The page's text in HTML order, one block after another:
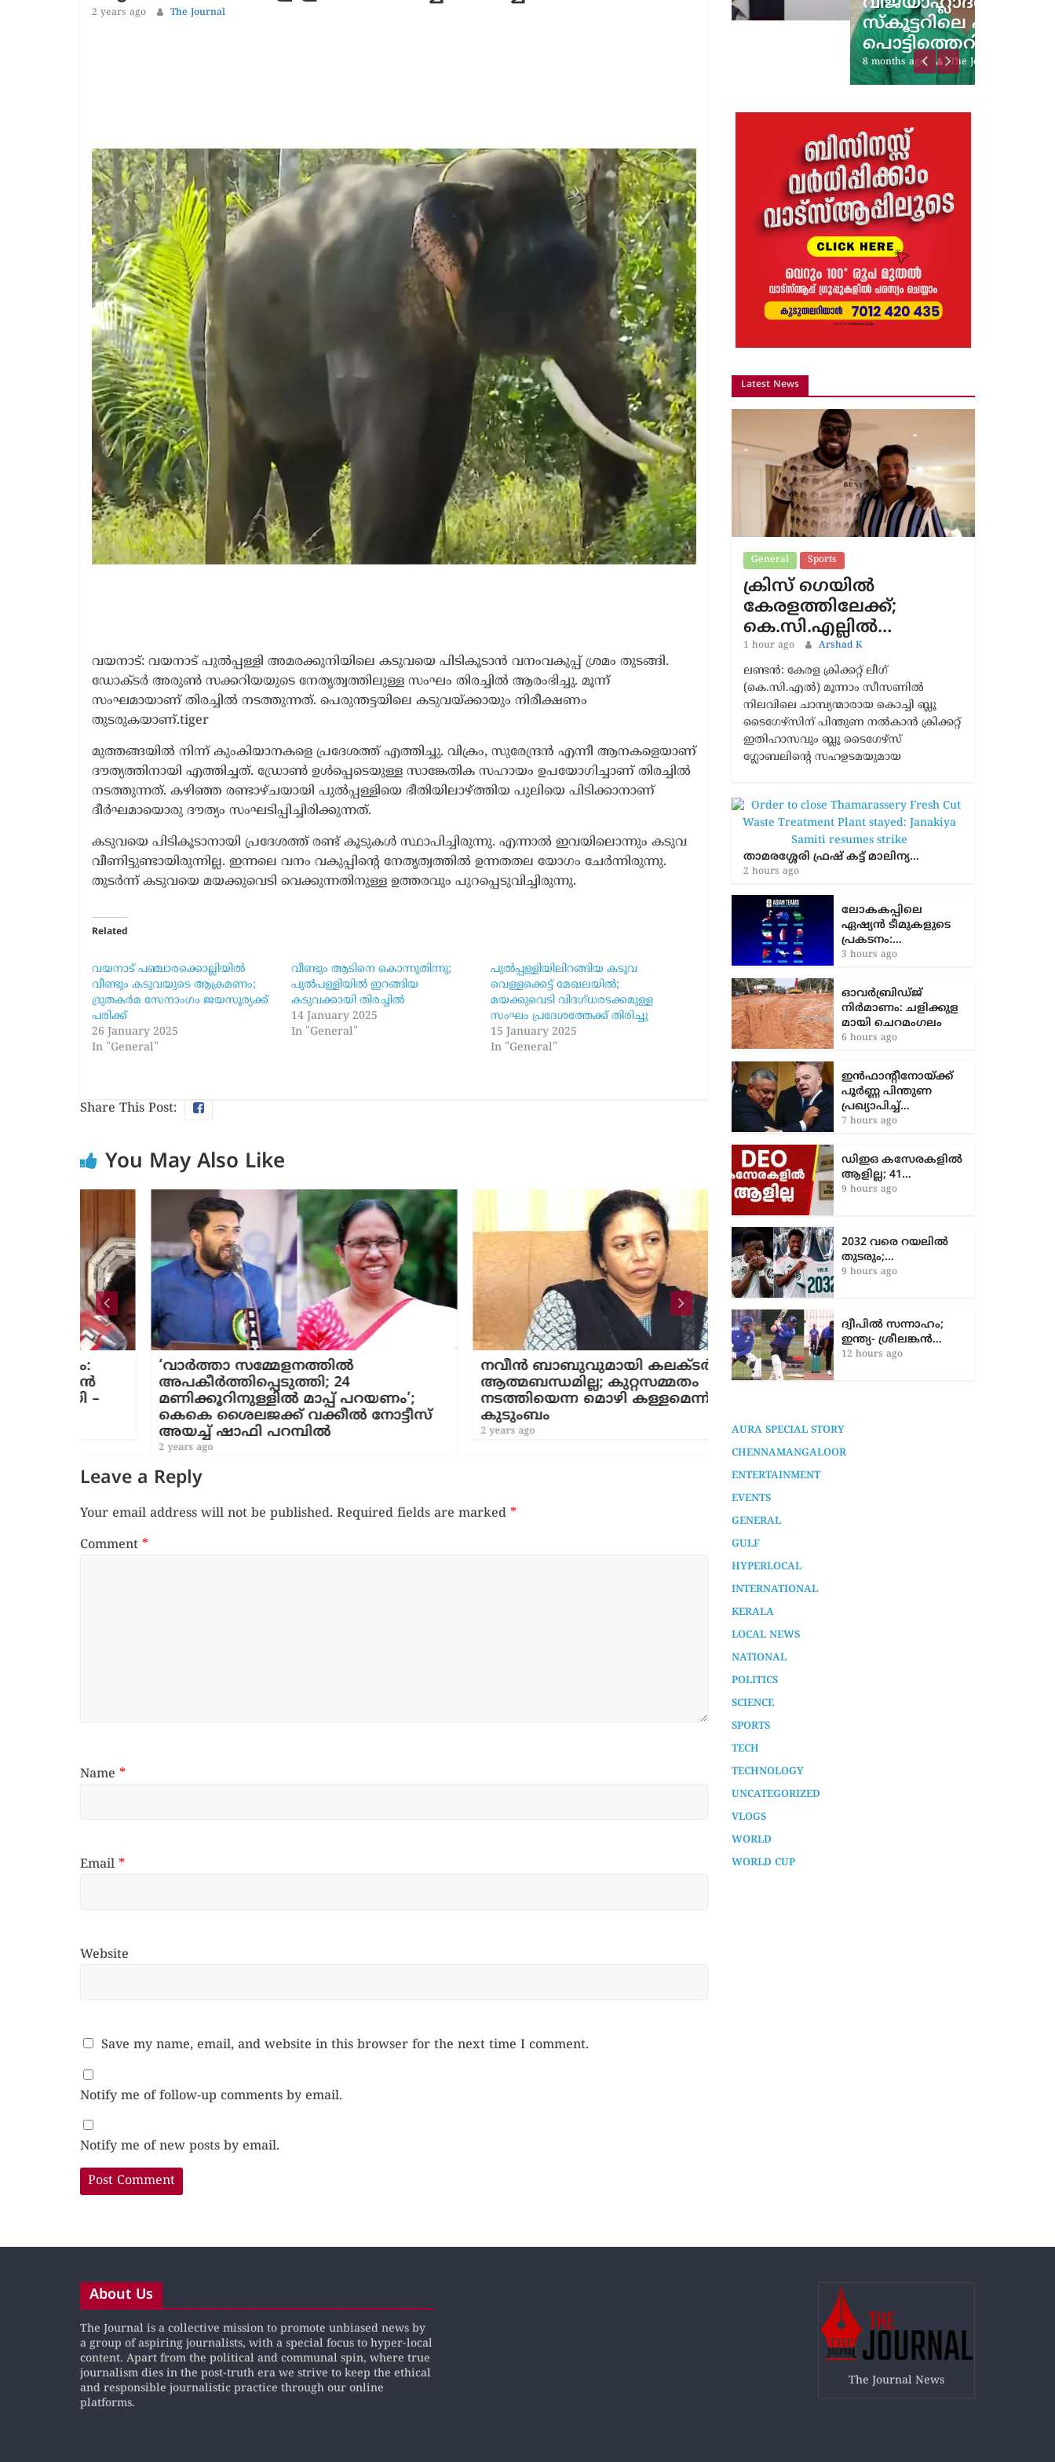
2 years ago The Journal
വയനാട്: വയനാട് പുൽപ്പള്ളി അമരക്കുനിയിലെ കടുവയെ പിടികൂടാൻ വനംവകുപ്പ് ശ്രമം തുടങ്ങി.
ഡോക്ടർ അരുൺ സക്കറിയയുടെ നേതൃത്വത്തിലുള്ള സംഘം തിരച്ചിൽ ആരംഭിച്ചു. മൂന്ന്
സംഘമായാണ് തിരച്ചിൽ നടത്തുന്നത്. പെരുന്തട്ടയിലെ കടുവയ്ക്കായും നിരീക്ഷണം
തുടരുകയാണ്.tiger
മുത്തങ്ങയിൽ നിന്ന് കുംകിയാനകളെ പ്രദേശത്ത് എത്തിച്ചു. വിക്രം, സുരേന്ദ്രൻ എന്നീ ആനകളെയാണ്
ദൗത്യത്തിനായി എത്തിച്ചത്. ഡ്രോൺ ഉൾപ്പെടെയുള്ള സാങ്കേതിക സഹായം ഉപയോ​ഗിച്ചാണ് തിരച്ചിൽ
നടത്തുന്നത്. കഴിഞ്ഞ രണ്ടാഴ്ചയായി പുൽപ്പള്ളിയെ ഭീതിയിലാഴ്ത്തിയ പുലിയെ പിടിക്കാനാണ്
ദീർഘമായൊരു ദൗത്യം സംഘടിപ്പിച്ചിരിക്കുന്നത്.
കടുവയെ പിടികൂടാനായി പ്രദേശത്ത് രണ്ട് കൂടുകൾ സ്ഥാപിച്ചിരുന്നു. എന്നാൽ ഇവയിലൊന്നും കടുവ
വീണിട്ടുണ്ടായിരുന്നില്ല. ഇന്നലെ വനം വകുപ്പിൻ്റെ നേതൃത്വത്തിൽ ഉന്നതതല യോ​ഗം ചേർന്നിരുന്നു.
തുടർന്ന് കടുവയെ മയക്കുവെടി വെക്കുന്നതിനുള്ള ഉത്തരവും പുറപ്പെടുവിച്ചിരുന്നു.
Related
വയനാട് പഞ്ചാരക്കൊല്ലിയിൽ
വീണ്ടും കടുവയുടെ ആക്രമണം;
ദ്രുതകർമ സേനാംഗം ജയസൂര്യക്ക്
പരിക്ക്
26 January 2025
In "General"
വീണ്ടും ആടിനെ കൊന്നുതിന്നു;
പുൽപള്ളിയിൽ ഇറങ്ങിയ
കടുവക്കായി തിരച്ചിൽ
14 January 2025
In "General"
പുൽപ്പള്ളിയിലിറങ്ങിയ കടുവ
വെള്ളക്കെട്ട് മേഖലയില്‍;
മയക്കുവെടി വിദഗ്ധരടക്കമുള്ള
സംഘം പ്രദേശത്തേക്ക് തിരിച്ചു
15 January 2025
In "General"
Share This Post:
You May Also Like
‘വാർത്താ സമ്മേളനത്തിൽ
അപകീർത്തിപ്പെടുത്തി; 24
മണിക്കൂറിനുള്ളിൽ മാപ്പ് പറയണം’;
കെകെ ശൈലജക്ക് വക്കീൽ നോട്ടീസ്
അയച്ച് ഷാഫി പറമ്പിൽ
നവീന്‍ ബാബുവുമായി കലക്ടര്‍ക്ക്
ആത്മബന്ധമില്ല; കുറ്റസമ്മതം
നടത്തിയെന്ന മൊഴി കള്ളമെന്ന്
കുടുംബം
പ്രശാന്ത് ശ്രീലേഖ ഓഫിസ് വിവാദം:
പി.ആർ ഏജൻസികളുടെ ഇലക്ഷൻ
7 months ago
Leave a Reply
Your email address will not be published. Required fields are marked *
Comment *
Name *
Email *
Website
Save my name, email, and website in this browser for the next time I comment.
Notify me of follow-up comments by email.
Notify me of new posts by email.
സ്കൂട്ടറിലെ പടക്കം
പൊട്ടിത്തെറിച്ചു;…
The Journal
Latest News
General Sports
ക്രിസ് ഗെയിൽ
കേരളത്തിലേക്ക്;
കെ.സി.എല്ലിൽ…
1 hour ago Arshad K
ലണ്ടൻ: കേരള ക്രിക്കറ്റ് ലീഗ്
(കെ.സി.എൽ) മൂന്നാം സീസണിൽ
നിലവിലെ ചാമ്പ്യന്മാരായ കൊച്ചി ബ്ലൂ
ടൈഗേഴ്സിന് പിന്തുണ നൽകാൻ ക്രിക്കറ്റ്
ഇതിഹാസവും ബ്ലൂ ടൈഗേഴ്സ്
ഗ്ലോബലിന്റെ സഹഉടമയുമായ
താമരശ്ശേരി ഫ്രഷ് കട്ട് മാലിന്യ…
2 hours ago
ലോകകപ്പിലെ
ഏഷ്യന്‍ ടീമുകളുടെ
പ്രകടനം:…
3 hours ago
ഓവർബ്രിഡ്ജ്
നിർമാണം: ച​ളി​ക്കു​ള​
മാ​യി ചെ​റ​മം​ഗ​ലം
6 hours ago
ഇൻഫാന്റീനോയ്ക്ക്
പൂർണ്ണ പിന്തുണ
പ്രഖ്യാപിച്ച്…
7 hours ago
ഡിഇഒ കസേരകളില്‍
ആളില്ല; 41…
9 hours ago
2032 വരെ റയലിൽ
തുടരും;…
9 hours ago
ദ്വീപിൽ സന്നാഹം;
ഇന്ത്യ- ശ്രീലങ്കൻ…
12 hours ago
AURA SPECIAL STORY
CHENNAMANGALOOR
ENTERTAINMENT
EVENTS
GENERAL
GULF
HYPERLOCAL
INTERNATIONAL
KERALA
LOCAL NEWS
NATIONAL
POLITICS
SCIENCE
SPORTS
TECH
TECHNOLOGY
UNCATEGORIZED
VLOGS
WORLD
WORLD CUP
About Us
The Journal is a collective mission to promote unbiased news by
a group of aspiring journalists, with a special focus to hyper-local
content. Apart from the political and communal spin, where true
journalism dies in the post-truth era we strive to keep the ethical
and responsible journalistic practice through our online
platforms.
The Journal News